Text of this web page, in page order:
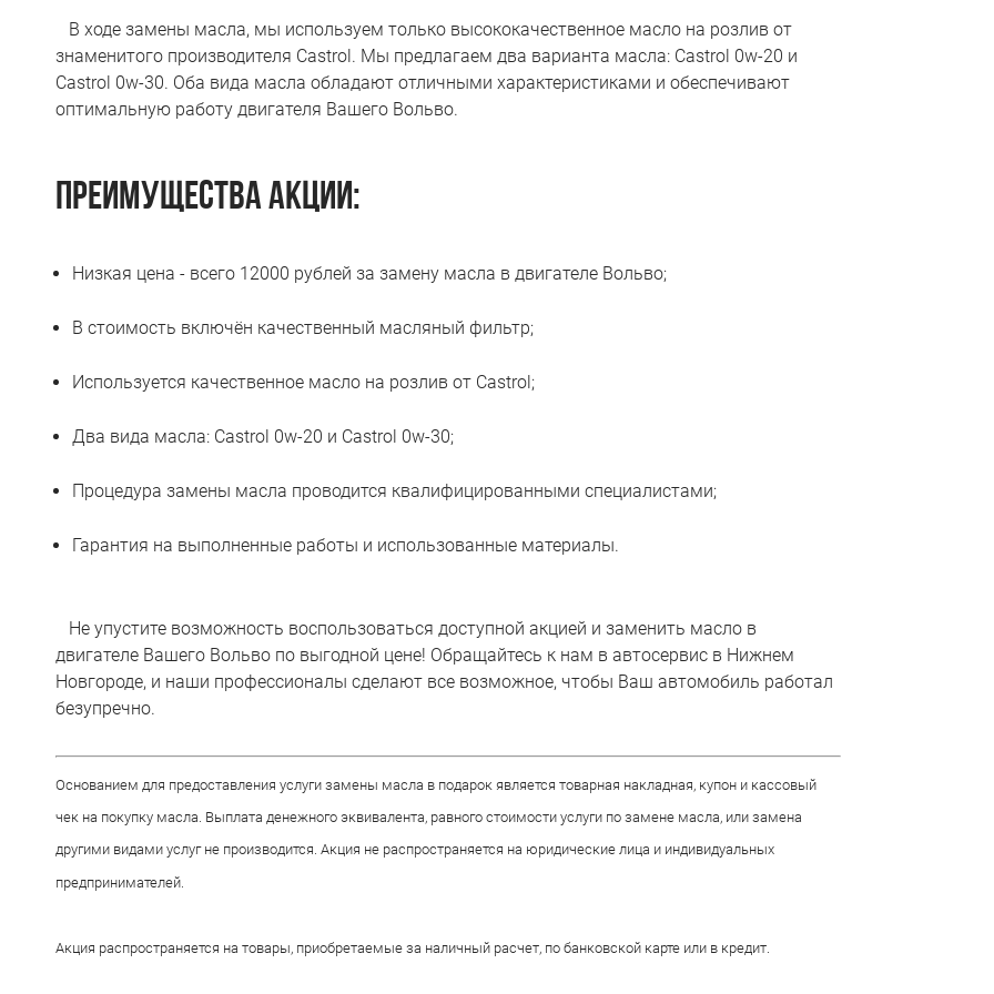
В ходе замены масла, мы используем только высококачественное масло на розлив от
знаменитого производителя Castrol. Мы предлагаем два варианта масла: Castrol 0w-20 и
Castrol 0w-30. Оба вида масла обладают отличными характеристиками и обеспечивают
оптимальную работу двигателя Вашего Вольво.
ПРЕИМУЩЕСТВА АКЦИИ:
Низкая цена - всего 12000 рублей за замену масла в двигателе Вольво;
В стоимость включён качественный масляный фильтр;
Используется качественное масло на розлив от Castrol;
Два вида масла: Castrol 0w-20 и Castrol 0w-30;
Процедура замены масла проводится квалифицированными специалистами;
Гарантия на выполненные работы и использованные материалы.
Не упустите возможность воспользоваться доступной акцией и заменить масло в
двигателе Вашего Вольво по выгодной цене! Обращайтесь к нам в автосервис в Нижнем
Новгороде, и наши профессионалы сделают все возможное, чтобы Ваш автомобиль работал
безупречно.
Основанием для предоставления услуги замены масла в подарок является товарная накладная, купон и кассовый
чек на покупку масла. Выплата денежного эквивалента, равного стоимости услуги по замене масла, или замена
другими видами услуг не производится. Акция не распространяется на юридические лица и индивидуальных
предпринимателей.
Акция распространяется на товары, приобретаемые за наличный расчет, по банковской карте или в кредит.